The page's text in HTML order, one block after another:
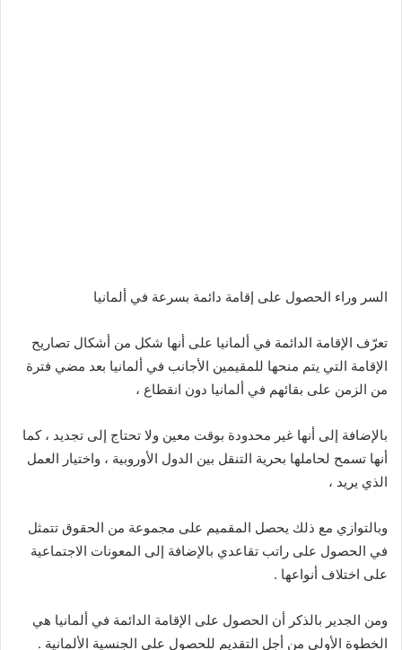
السر وراء الحصول على إقامة دائمة بسرعة في ألمانيا
تعرّف الإقامة الدائمة في ألمانيا على أنها شكل من أشكال تصاريح
الإقامة التي يتم منحها للمقيمين الأجانب في ألمانيا بعد مضي فترة
من الزمن على بقائهم في ألمانيا دون انقطاع ،
بالإضافة إلى أنها غير محدودة بوقت معين ولا تحتاج إلى تجديد ، كما
أنها تسمح لحاملها بحرية التنقل بين الدول الأوروبية ، واختيار العمل
الذي يريد ،
وبالتوازي مع ذلك يحصل المقميم على مجموعة من الحقوق تتمثل
في الحصول على راتب تقاعدي بالإضافة إلى المعونات الاجتماعية
على اختلاف أنواعها .
ومن الجدير بالذكر أن الحصول على الإقامة الدائمة في ألمانيا هي
الخطوة الأولى من أجل التقديم للحصول على الجنسية الألمانية .